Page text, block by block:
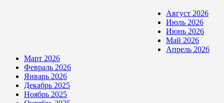
Август 2026
Июль 2026
Июнь 2026
Май 2026
Апрель 2026
Март 2026
Февраль 2026
Январь 2026
Декабрь 2025
Ноябрь 2025